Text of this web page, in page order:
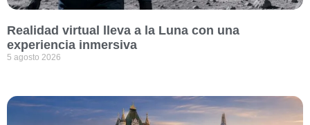
Realidad virtual lleva a la Luna con una
experiencia inmersiva
5 agosto 2026